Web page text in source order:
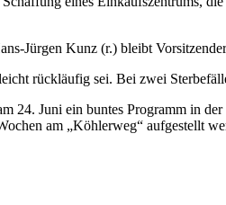
Jürgen Kunz (r.) bleibt
rückläufig sei. Bei zwei
24. Juni ein buntes Programm in
am „Köhlerweg“ aufgestellt